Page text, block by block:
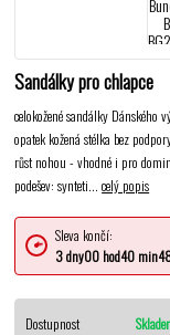
Sandálky pro chlapce
celokožené sandálky
opatek kožená stélka bez
růst nohou - vhodné i pro
podešev: synteti...celý popis
Sleva končí:
3dny00hod40min
Dostupnost